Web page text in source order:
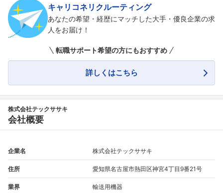
キャリコネリクルーティング
あなたの希望・経歴にマッチした大手・優良企業の求
人をお届け！
転職サポート希望の方にもおすすめ
詳しくはこちら
株式会社テックササキ
会社概要
企業名 株式会社テックササキ
住所 愛知県名古屋市熱田区神宮4丁目9番21号
業界 輸送用機器